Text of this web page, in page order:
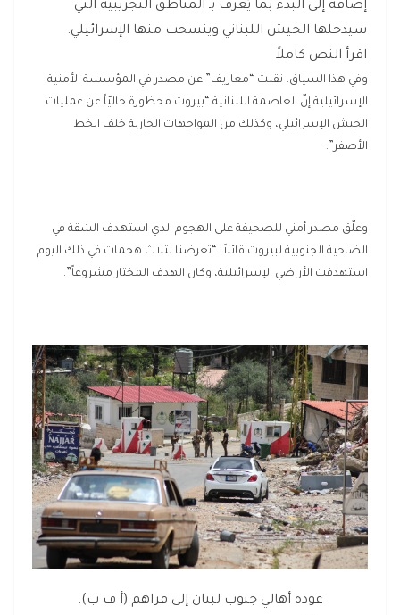
إضافة إلى البدء بما يُعرَف بـ المناطق التجريبية التي
سيدخلها الجيش اللبناني وينسحب منها الإسرائيلي.
اقرأ النص كاملاً
وفي هذا السياق، نقلت “معاريف” عن مصدر في المؤسسة الأمنية
الإسرائيلية إنّ العاصمة اللبنانية “بيروت محظورة حاليّاً عن عمليات
الجيش الإسرائيلي، وكذلك من المواجهات الجارية خلف الخط
الأصفر”.
وعلّق مصدر أمني للصحيفة على الهجوم الذي استهدف الشقة في
الضاحية الجنوبية لبيروت قائلاً: “تعرضنا لثلاث هجمات في ذلك اليوم
استهدفت الأراضي الإسرائيلية، وكان الهدف المختار مشروعاً”.
عودة أهالي جنوب لبنان إلى قراهم (أ ف ب).